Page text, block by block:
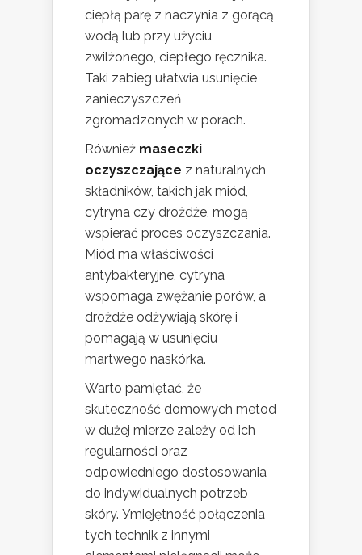
ciepłą parę z naczynia z gorącą
wodą lub przy użyciu
zwilżonego, ciepłego ręcznika.
Taki zabieg ułatwia usunięcie
zanieczyszczeń
zgromadzonych w porach.
Również maseczki
oczyszczające z naturalnych
składników, takich jak miód,
cytryna czy drożdże, mogą
wspierać proces oczyszczania.
Miód ma właściwości
antybakteryjne, cytryna
wspomaga zwężanie porów, a
drożdże odżywiają skórę i
pomagają w usunięciu
martwego naskórka.
Warto pamiętać, że
skuteczność domowych metod
w dużej mierze zależy od ich
regularności oraz
odpowiedniego dostosowania
do indywidualnych potrzeb
skóry. Уmiejętność połączenia
tych technik z innymi